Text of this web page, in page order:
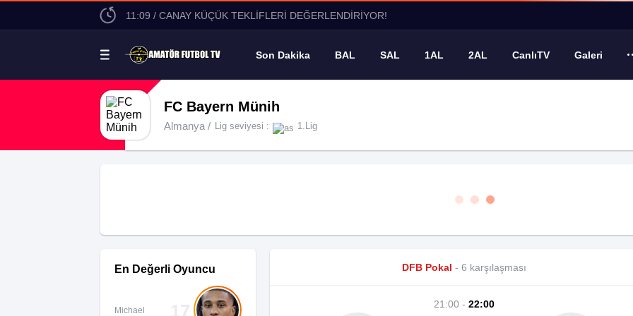
11:09 / CANAY KÜÇÜK TEKLİFLERİ DEĞERLENDİRİYOR!
Son Dakika BAL SAL 1AL 2AL CanlıTV Galeri
FC Bayern Münih
Almanya / Lig seviyesi : 1.Lig
En Değerli Oyuncu
Michael
DFB Pokal - 6 karşılaşması
21:00 - 22:00